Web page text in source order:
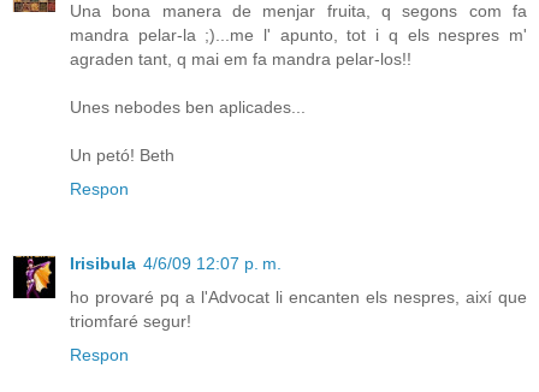
Una bona manera de menjar fruita, q segons com fa
mandra pelar-la ;)...me l' apunto, tot i q els nespres m'
agraden tant, q mai em fa mandra pelar-los!!
Unes nebodes ben aplicades...
Un petó! Beth
Respon
Irisibula 4/6/09 12:07 p. m.
ho provaré pq a l'Advocat li encanten els nespres, així que
triomfaré segur!
Respon